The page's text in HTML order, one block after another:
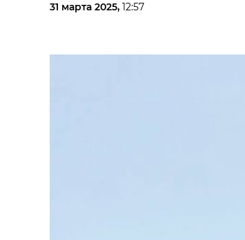
31 марта 2025, 12:57